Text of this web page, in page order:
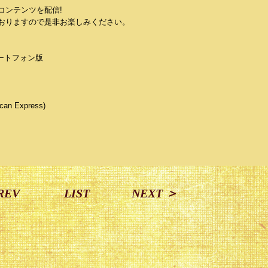
ンテンツを配信!
ますので是非お楽しみください。
トフォン版
Express)
LIST NEXT ＞